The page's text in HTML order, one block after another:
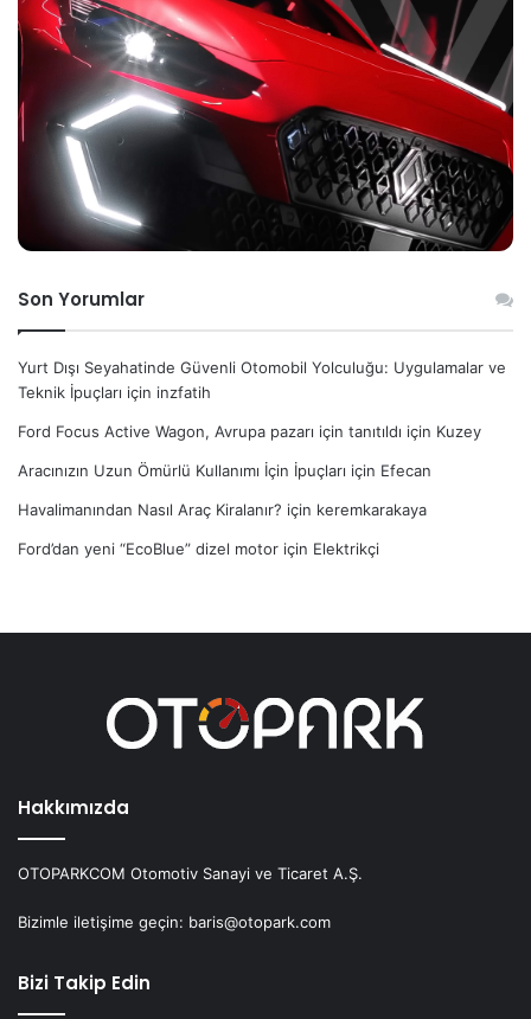
Son Yorumlar
Yurt Dışı Seyahatinde Güvenli Otomobil Yolculuğu: Uygulamalar ve
Teknik İpuçları için inzfatih
Ford Focus Active Wagon, Avrupa pazarı için tanıtıldı için Kuzey
Aracınızın Uzun Ömürlü Kullanımı İçin İpuçları için Efecan
Havalimanından Nasıl Araç Kiralanır? için keremkarakaya
Ford’dan yeni “EcoBlue” dizel motor için Elektrikçi
Hakkımızda
OTOPARKCOM Otomotiv Sanayi ve Ticaret A.Ş.
Bizimle iletişime geçin: baris@otopark.com
Bizi Takip Edin